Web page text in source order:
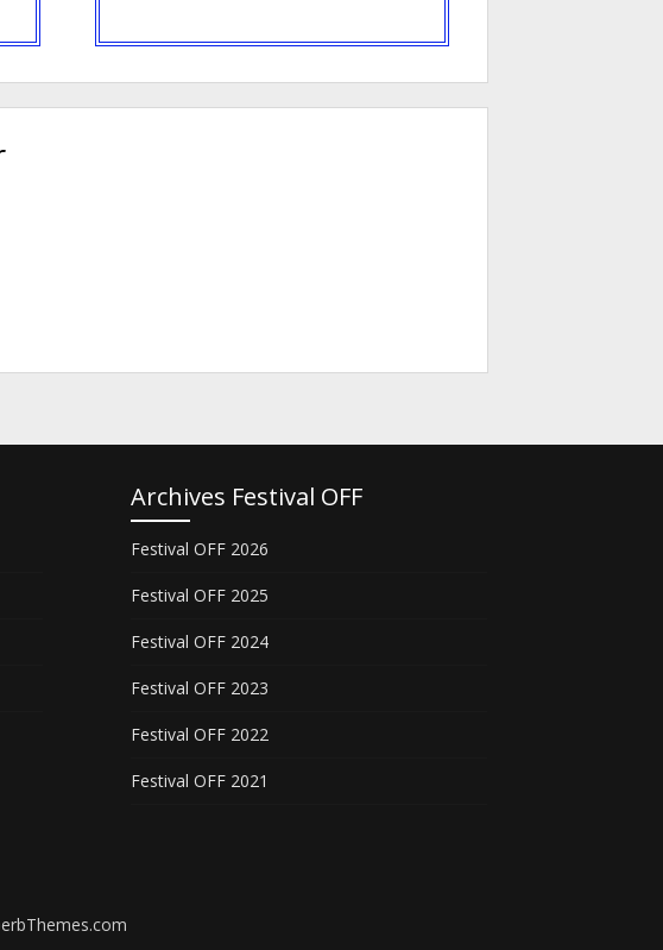
Archives Festival OFF
Festival OFF 2026
Festival OFF 2025
Festival OFF 2024
Festival OFF 2023
Festival OFF 2022
Festival OFF 2021